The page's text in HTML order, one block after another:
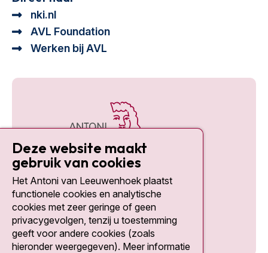
nki.nl
AVL Foundation
Werken bij AVL
Social media
Deze website maakt
gebruik van cookies
Het Antoni van Leeuwenhoek plaatst
functionele cookies en analytische
cookies met zeer geringe of geen
privacygevolgen, tenzij u toestemming
geeft voor andere cookies (zoals
hieronder weergegeven). Meer informatie